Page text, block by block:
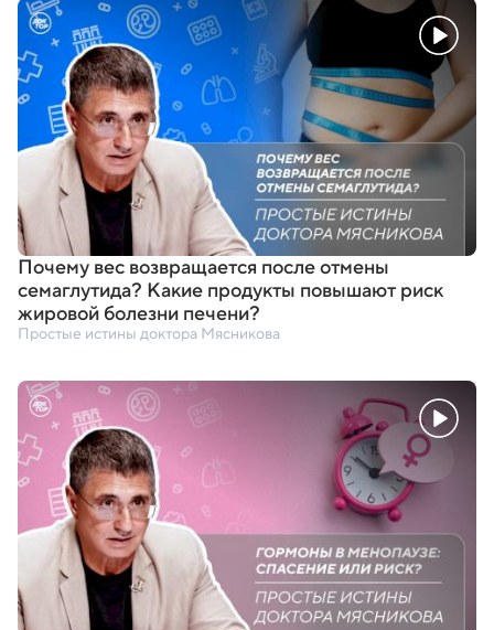
Почему вес возвращается после отмены
семаглутида? Какие продукты повышают риск
жировой болезни печени?
Простые истины доктора Мясникова